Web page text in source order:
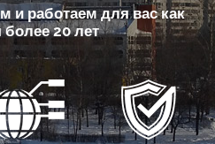
и работаем для вас как
20 лет